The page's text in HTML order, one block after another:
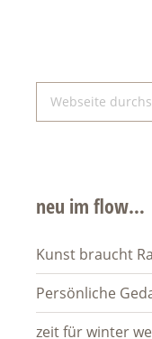
Seitenspalte
Webseite
durchsuchen
neu im flow…
Kunst braucht
Persönliche
zeit für winter